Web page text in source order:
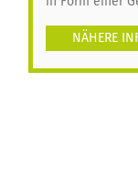
NÄHERE